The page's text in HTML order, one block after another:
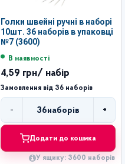
Голки швейні ручні в наборі
10шт. 36 наборів в упаковці
№7 (3600)
В наявності
4,59 грн/ набір
Замовлення від 36 наборів
-
Кількість
36наборів +
Додати до кошика
У ящику: 3600 наборів